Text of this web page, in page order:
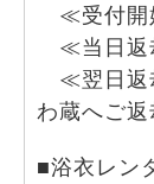
≪受付
≪当日返
≪翌日返
わ蔵へご
■浴衣レン